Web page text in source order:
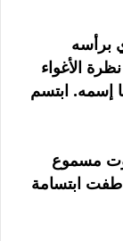
برأسه
الأغواء
إسمه. ابتسم
مسموع
طفت ابتسامة